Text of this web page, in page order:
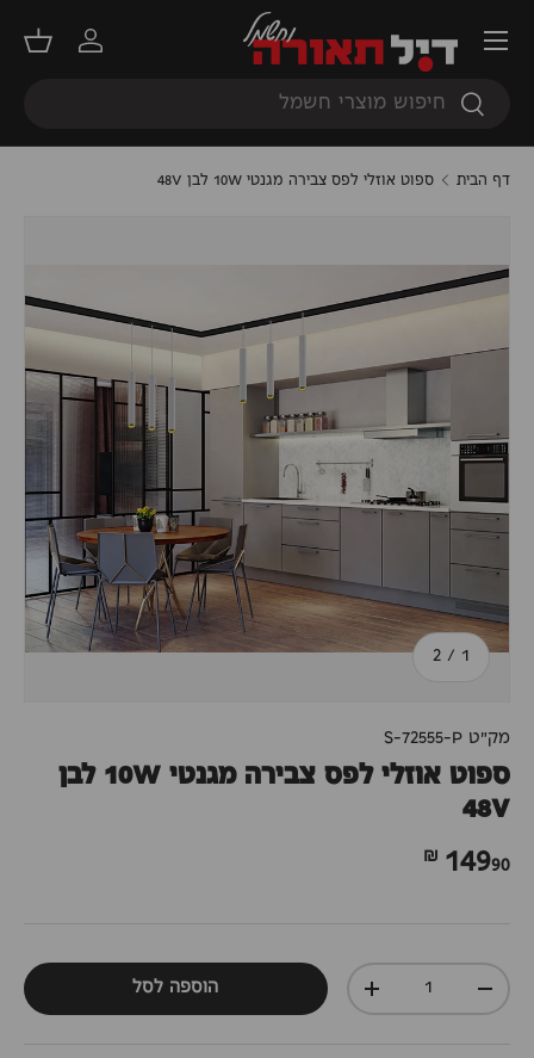
דילוג
חיפוש
חיפוש
התחברות
סל
תפריט
דף הבית ספוט אוזלי לפס צבירה מגנטי 10W לבן 48V
1
/ מתוך
2
מק"ט S-72555-P
ספוט אוזלי לפס צבירה מגנטי 10W לבן
48V
14990 ₪
כמות
-
+ הוספה לסל